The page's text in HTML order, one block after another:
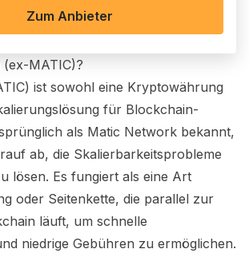
Zum Anbieter
(ex-MATIC)?
ist sowohl eine Kryptowährung
für Blockchain-
als Matic Network bekannt,
ab, die Skalierbarkeitsprobleme
lösen. Es fungiert als eine Art
oder Seitenkette, die parallel zur
läuft, um schnelle
niedrige Gebühren zu ermöglichen.